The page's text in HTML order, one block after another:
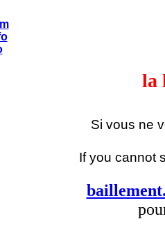
la
Si vous ne
If you cannot